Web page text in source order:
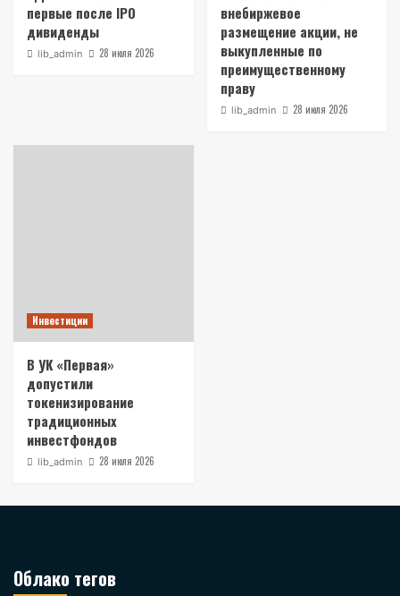
первые после IPO
дивиденды
lib_admin 28 июля 2026
внебиржевое
размещение акции, не
выкупленные по
преимущественному
праву
lib_admin 28 июля 2026
Инвестиции
В УК «Первая»
допустили
токенизирование
традиционных
инвестфондов
lib_admin 28 июля 2026
Облако тегов